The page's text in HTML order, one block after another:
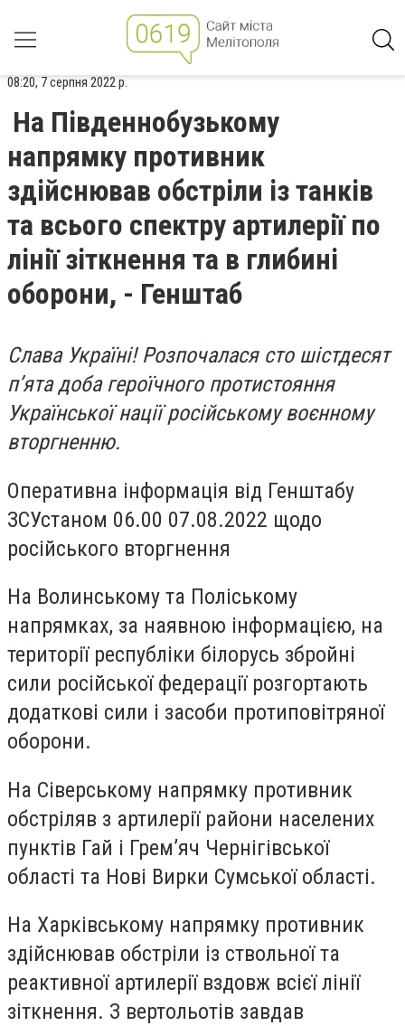
08:20, 7 серпня 2022 р.
На Південнобузькому
напрямку противник
здійснював обстріли із танків
та всього спектру артилерії по
лінії зіткнення та в глибині
оборони, - Генштаб
Слава Україні! Розпочалася сто шістдесят
пʼята доба героїчного протистояння
Української нації російському воєнному
вторгненню.
Оперативна інформація від Генштабу
ЗСУстаном 06.00 07.08.2022 щодо
російського вторгнення
На Волинському та Поліському
напрямках, за наявною інформацією, на
території республіки білорусь збройні
сили російської федерації розгортають
додаткові сили і засоби протиповітряної
оборони.
На Сіверському напрямку противник
обстріляв з артилерії райони населених
пунктів Гай і Грем’яч Чернігівської
області та Нові Вирки Сумської області.
На Харківському напрямку противник
здійснював обстріли із ствольної та
реактивної артилерії вздовж всієї лінії
зіткнення. З вертольотів завдав